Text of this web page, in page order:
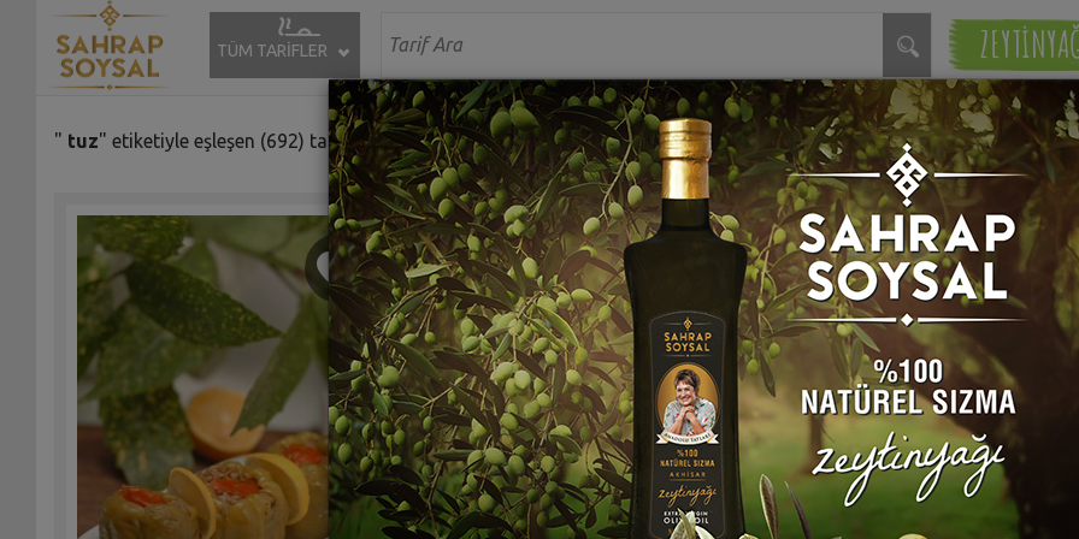
TÜM TARİFLER
" tuz" etiketiyle eşleşen (692) tarif bulundu.
Mercimekli Bulgur Pilavı Tarifi
Salatalıklı ve Naneli
Nurtaç özcaner